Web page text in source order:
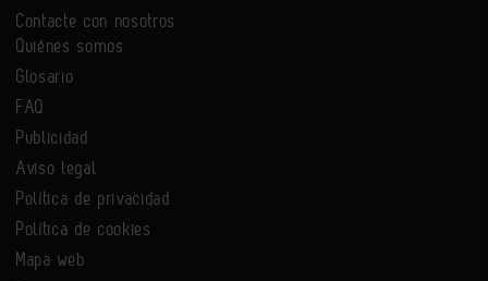
Contacte con nosotros
Quiénes somos
Glosario
FAQ
Publicidad
Aviso legal
Política de privacidad
Política de cookies
Mapa web